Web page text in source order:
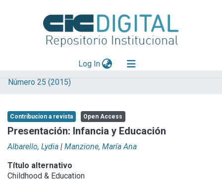
Log In(current)
Explorar
Aportar material
Statistics
Número 25 (2015)
Contribucion a revista Open Access
Presentación: Infancia y Educación
Albarello, Lydia | Manzione, María Ana
Título alternativo
Childhood & Education